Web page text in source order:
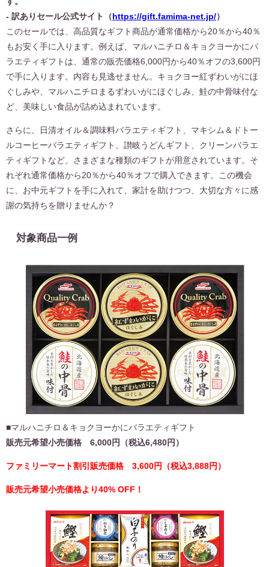
- 訳ありセール公式サイト（https://gift.famima-net.jp/）
このセールでは、高品質なギフト商品が通常価格から20％から40％
もお安く手に入ります。例えば、マルハニチロ＆キョクヨーかにバ
ラエティギフトは、通常の販売価格6,000円から40％オフの3,600円
で手に入ります。内容も見逃せません。キョクヨー紅ずわいがにほ
ぐしみや、マルハニチロまるずわいがにほぐしみ、鮭の中骨味付な
ど、美味しい食品が詰め込まれています。
さらに、日清オイル＆調味料バラエティギフト、マキシム＆ドトー
ルコーヒーバラエティギフト、讃岐うどんギフト、クリーンバラエ
ティギフトなど、さまざまな種類のギフトが用意されています。そ
れぞれ通常価格から20％から40％オフで購入できます。この機会
に、お中元ギフトを手に入れて、家計を助けつつ、大切な方々に感
謝の気持ちを贈りませんか？
対象商品一例
■マルハニチロ＆キョクヨーかにバラエティギフト
販売元希望小売価格 6,000円（税込6,480円）
ファミリーマート割引販売価格 3,600円（税込3,888円）
販売元希望小売価格より40% OFF！